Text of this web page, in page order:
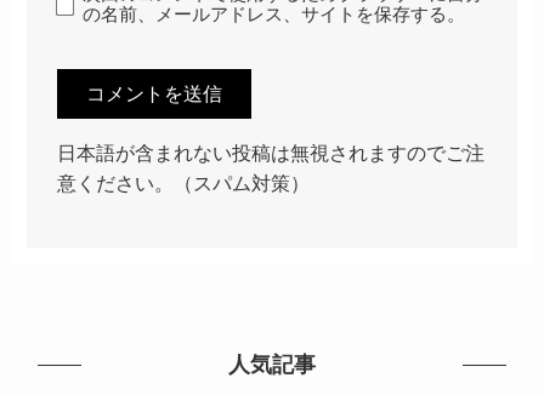
の名前、メールアドレス、サイトを保存する。
日本語が含まれない投稿は無視されますのでご注
意ください。（スパム対策）
人気記事